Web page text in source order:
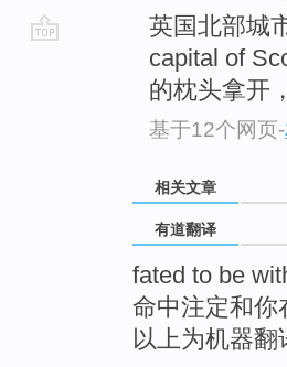
英国北部城
capital of
的枕头拿开
基于12个网页-
相关文章
有道翻译
fated to be
命中注定和你
以上为机器